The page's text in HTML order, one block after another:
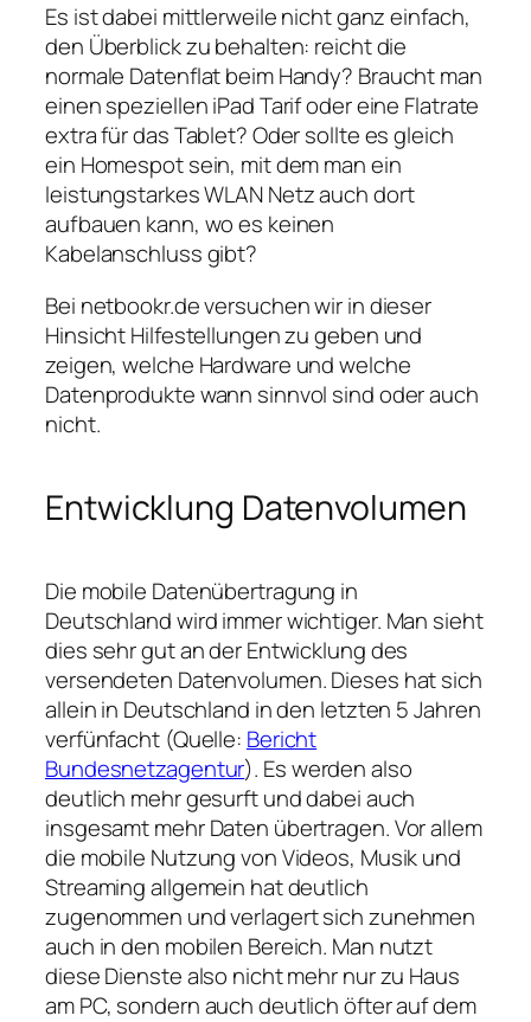
Es ist dabei mittlerweile nicht ganz einfach,
den Überblick zu behalten: reicht die
normale Datenflat beim Handy? Braucht man
einen speziellen iPad Tarif oder eine Flatrate
extra für das Tablet? Oder sollte es gleich
ein Homespot sein, mit dem man ein
leistungstarkes WLAN Netz auch dort
aufbauen kann, wo es keinen
Kabelanschluss gibt?
Bei netbookr.de versuchen wir in dieser
Hinsicht Hilfestellungen zu geben und
zeigen, welche Hardware und welche
Datenprodukte wann sinnvol sind oder auch
nicht.
Entwicklung Datenvolumen
Die mobile Datenübertragung in
Deutschland wird immer wichtiger. Man sieht
dies sehr gut an der Entwicklung des
versendeten Datenvolumen. Dieses hat sich
allein in Deutschland in den letzten 5 Jahren
verfünfacht (Quelle: Bericht
Bundesnetzagentur). Es werden also
deutlich mehr gesurft und dabei auch
insgesamt mehr Daten übertragen. Vor allem
die mobile Nutzung von Videos, Musik und
Streaming allgemein hat deutlich
zugenommen und verlagert sich zunehmen
auch in den mobilen Bereich. Man nutzt
diese Dienste also nicht mehr nur zu Haus
am PC, sondern auch deutlich öfter auf dem